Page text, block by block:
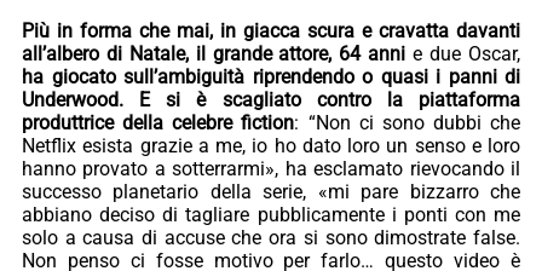
Più in forma che mai, in giacca scura e cravatta davanti
all’albero di Natale, il grande attore, 64 annie due Oscar,
ha giocato sull’ambiguità riprendendo o quasi i panni di
Underwood. E si è scagliato contro la piattaforma
produttrice della celebre fiction: “Non ci sono dubbi che
Netflix esista grazie a me, io ho dato loro un senso e loro
hanno provato a sotterrarmi», ha esclamato rievocando il
successo planetario della serie, «mi pare bizzarro che
abbiano deciso di tagliare pubblicamente i ponti con me
solo a causa di accuse che ora si sono dimostrate false.
Non penso ci fosse motivo per farlo… questo video è